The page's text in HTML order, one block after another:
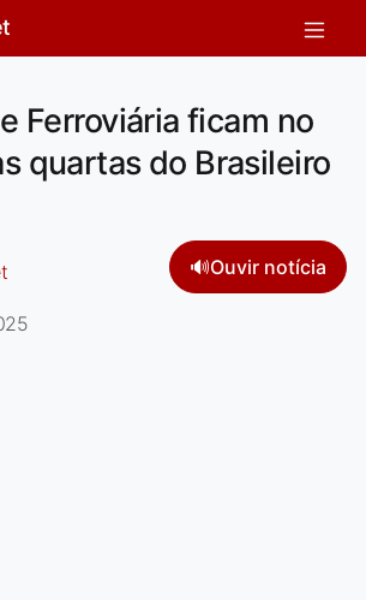
Ferroviária ficam no
quartas do Brasileiro
🔊Ouvir notícia